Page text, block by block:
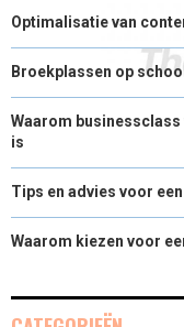
Optimalisatie van
Broekplassen op
Waarom
is
Tips en advies voor
Waarom kiezen voor